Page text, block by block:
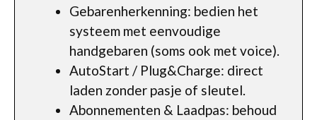
Gebarenherkenning: bedien het
systeem met eenvoudige
handgebaren (soms ook met voice).
AutoStart / Plug&Charge: direct
laden zonder pasje of sleutel.
Abonnementen & Laadpas: behoud